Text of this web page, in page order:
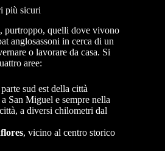
più sicuri
purtroppo, quelli dove vivono
anglosassoni in cerca di un
o lavorare da casa. Si
aree:
sud est della città
a San Miguel e sempre nella
a diversi chilometri dal
, vicino al centro storico